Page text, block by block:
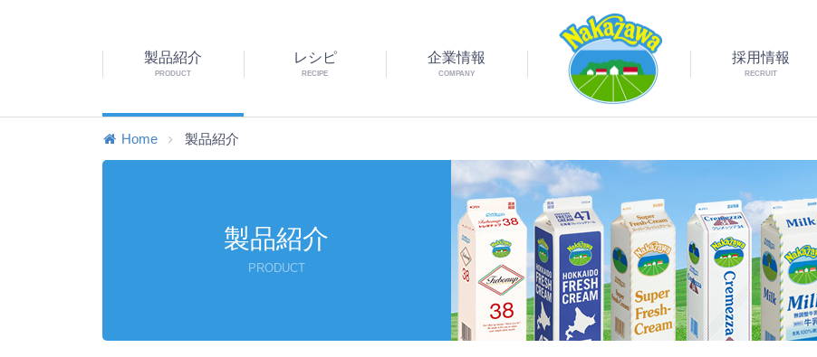
製品紹介
PRODUCT
レシピ
RECIPE
企業情報
COMPANY
採用情報
RECRUIT
Home 製品紹介
製品紹介
PRODUCT